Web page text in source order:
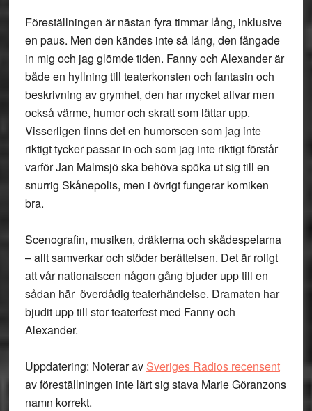
Föreställningen är nästan fyra timmar lång, inklusive
en paus. Men den kändes inte så lång, den fångade
in mig och jag glömde tiden. Fanny och Alexander är
både en hyllning till teaterkonsten och fantasin och
beskrivning av grymhet, den har mycket allvar men
också värme, humor och skratt som lättar upp.
Visserligen finns det en humorscen som jag inte
riktigt tycker passar in och som jag inte riktigt förstår
varför Jan Malmsjö ska behöva spöka ut sig till en
snurrig Skånepolis, men i övrigt fungerar komiken
bra.
Scenografin, musiken, dräkterna och skådespelarna
– allt samverkar och stöder berättelsen. Det är roligt
att vår nationalscen någon gång bjuder upp till en
sådan här överdådig teaterhändelse. Dramaten har
bjudit upp till stor teaterfest med Fanny och
Alexander.
Uppdatering: Noterar av Sveriges Radios recensent
av föreställningen inte lärt sig stava Marie Göranzons
namn korrekt.